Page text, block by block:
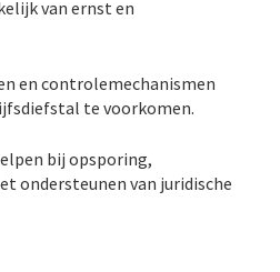
van ernst en
en controlemechanismen
te voorkomen.
bij opsporing,
ondersteunen van juridische